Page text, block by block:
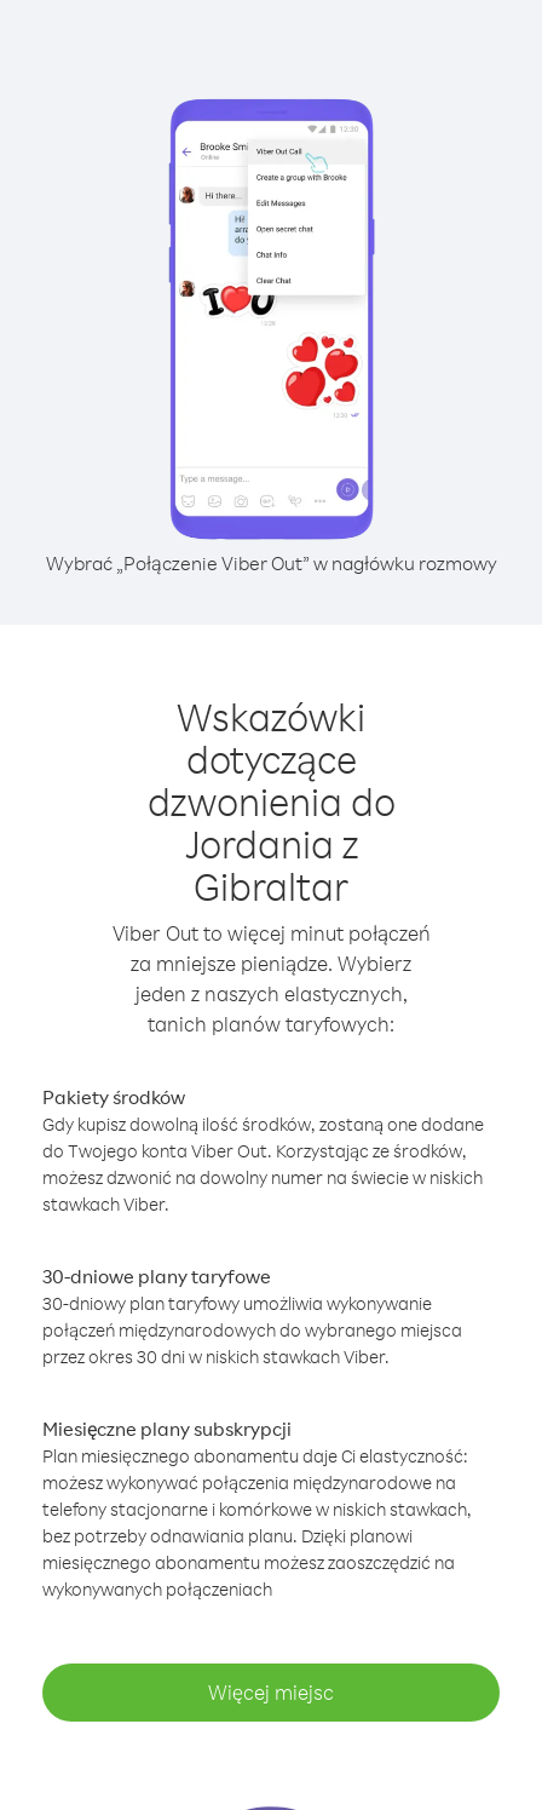
Wybrać „Połączenie Viber Out” w nagłówku rozmowy
Wskazówki
dotyczące
dzwonienia do
Jordania z
Gibraltar
Viber Out to więcej minut połączeń
za mniejsze pieniądze. Wybierz
jeden z naszych elastycznych,
tanich planów taryfowych:
Pakiety środków
Gdy kupisz dowolną ilość środków, zostaną one dodane
do Twojego konta Viber Out. Korzystając ze środków,
możesz dzwonić na dowolny numer na świecie w niskich
stawkach Viber.
30-dniowe plany taryfowe
30-dniowy plan taryfowy umożliwia wykonywanie
połączeń międzynarodowych do wybranego miejsca
przez okres 30 dni w niskich stawkach Viber.
Miesięczne plany subskrypcji
Plan miesięcznego abonamentu daje Ci elastyczność:
możesz wykonywać połączenia międzynarodowe na
telefony stacjonarne i komórkowe w niskich stawkach,
bez potrzeby odnawiania planu. Dzięki planowi
miesięcznego abonamentu możesz zaoszczędzić na
wykonywanych połączeniach
Więcej miejsc